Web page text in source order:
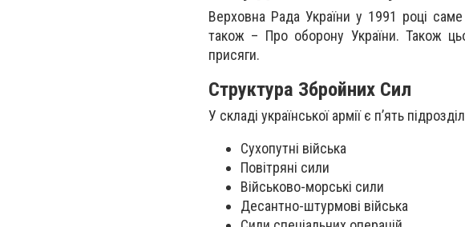
Верховна Рада України у 1991 році
також – Про оборону України. Також
присяги.
Структура Збройних Сил
У складі української армії є п’ять
Сухопутні війська
Повітряні сили
Військово-морські сили
Десантно-штурмові війська